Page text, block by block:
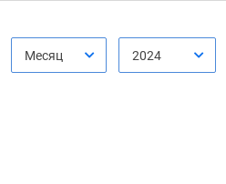
Месяц 2024